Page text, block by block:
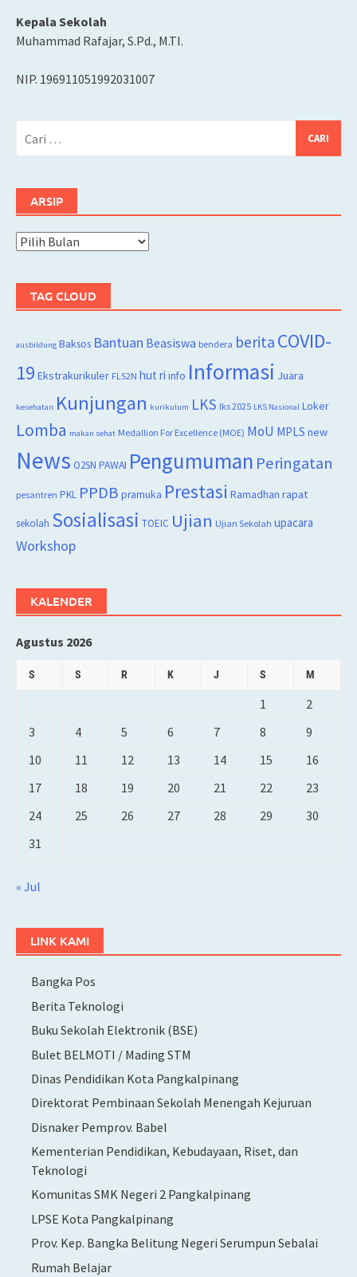
Kepala Sekolah
Muhammad Rafajar, S.Pd., M.TI.
NIP. 196911051992031007
ARSIP
Arsip
TAG CLOUD
ausbildung Baksos Bantuan Beasiswa bendera berita COVID-
19 Ekstrakurikuler FLS2N hut ri info Informasi Juara
kesehatan Kunjungan kurikulum LKS lks 2025 LKS Nasional Loker
Lomba makan sehat Medallion For Excellence (MOE) MoU MPLS new
News O2SN PAWAI Pengumuman Peringatan
pesantren PKL PPDB pramuka Prestasi Ramadhan rapat
sekolah Sosialisasi TOEIC Ujian Ujian Sekolah upacara
Workshop
KALENDER
Agustus 2026
S S R K J S M
1
2
3
4 5 6 7 8
9
10
11 12 13 14 15
16
17
18 19 20 21 22
23
24
25 26 27 28 29
30
31
« Jul
LINK KAMI
Bangka Pos
Berita Teknologi
Buku Sekolah Elektronik (BSE)
Bulet BELMOTI / Mading STM
Dinas Pendidikan Kota Pangkalpinang
Direktorat Pembinaan Sekolah Menengah Kejuruan
Disnaker Pemprov. Babel
Kementerian Pendidikan, Kebudayaan, Riset, dan
Teknologi
Komunitas SMK Negeri 2 Pangkalpinang
LPSE Kota Pangkalpinang
Prov. Kep. Bangka Belitung Negeri Serumpun Sebalai
Rumah Belajar